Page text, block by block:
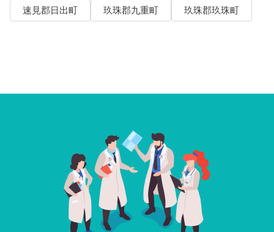
速見郡日出町
玖珠郡九重町 玖珠郡玖珠町